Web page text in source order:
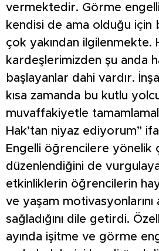
vermektedir. Görme engelli
kendisi de ama olduğu için
çok yakından ilgilenmekte.
kardeşlerimizden şu anda
başlayanlar dahi vardır.
kısa zamanda bu kutlu
muvaffakiyetle
Hak’tan niyaz ediyorum”
Engelli öğrencilere yönelik
düzenlendiğini de
etkinliklerin öğrencilerin
ve yaşam motivasyonlarını
sağladığını dile getirdi.
ayında işitme ve görme